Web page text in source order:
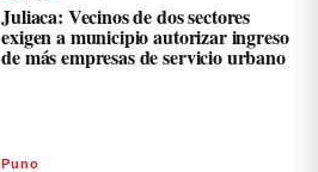
Juliaca: Vecinos de dos sectores
exigen a municipio autorizar ingreso
de más empresas de servicio urbano
Puno